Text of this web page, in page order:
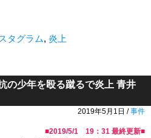
タグラム, 炎上
の少年を殴る蹴るで炎上 青井
2019年5月1日 /事件
■2019/5/1 19：31 最終更新■